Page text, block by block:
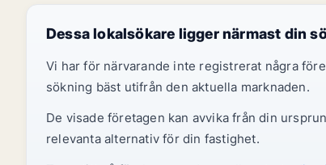
Dessa lokalsökare ligger närmast din
Vi har för närvarande inte registrerat några
sökning bäst utifrån den aktuella marknaden.
De visade företagen kan avvika från din
relevanta alternativ för din fastighet.